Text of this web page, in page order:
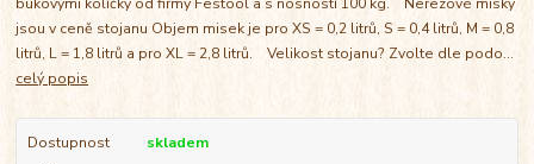
jsou v ceně stojanu Objem misek je pro XS = 0,2 litrů, S = 0,4 litrů, M = 0,8
litrů, L = 1,8 litrů a pro XL = 2,8 litrů. Velikost stojanu? Zvolte dle podo...
celý popis
Dostupnost
skladem